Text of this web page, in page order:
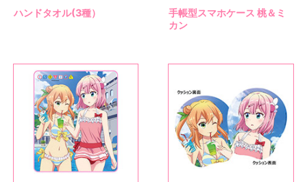
ハンドタオル(3種）
手帳型スマホケース 桃＆ミ
カン